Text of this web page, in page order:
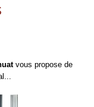
vous propose de